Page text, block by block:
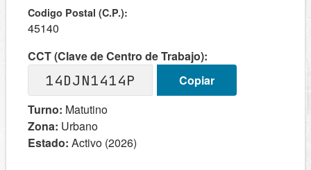
Codigo Postal (C.P.):
45140
CCT (Clave de Centro de Trabajo):
14DJN1414P
Copiar
Turno: Matutino
Zona: Urbano
Estado: Activo (2026)